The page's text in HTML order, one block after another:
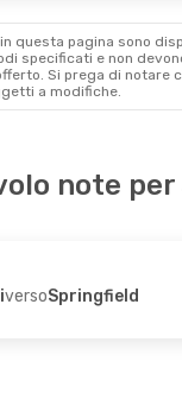
questa pagina sono
specificati e non
Si prega di notare
a modifiche.
note
versoSpringfield